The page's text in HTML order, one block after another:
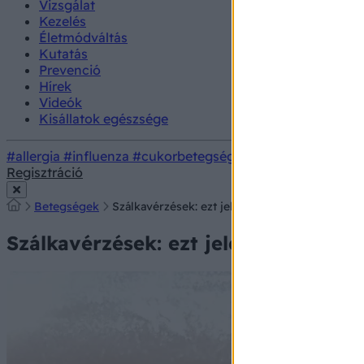
Vizsgálat
Kezelés
Életmódváltás
Kutatás
Prevenció
Hírek
Videók
Kisállatok egészsége
#allergia #influenza #cukorbetegség
Regisztráció
Betegségek Szálkavérzések: ezt jelenti, ha fekete vonalak
Szálkavérzések: ezt jelenti, ha